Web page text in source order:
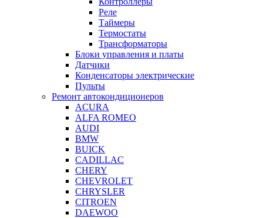
Реле
Таймеры
Термостаты
Трансформаторы
Блоки управления и платы
Датчики
Конденсаторы электрические
Пульты
Ремонт автокондиционеров
ACURA
ALFA ROMEO
AUDI
BMW
BUICK
CADILLAC
CHERY
CHEVROLET
CHRYSLER
CITROEN
DAEWOO